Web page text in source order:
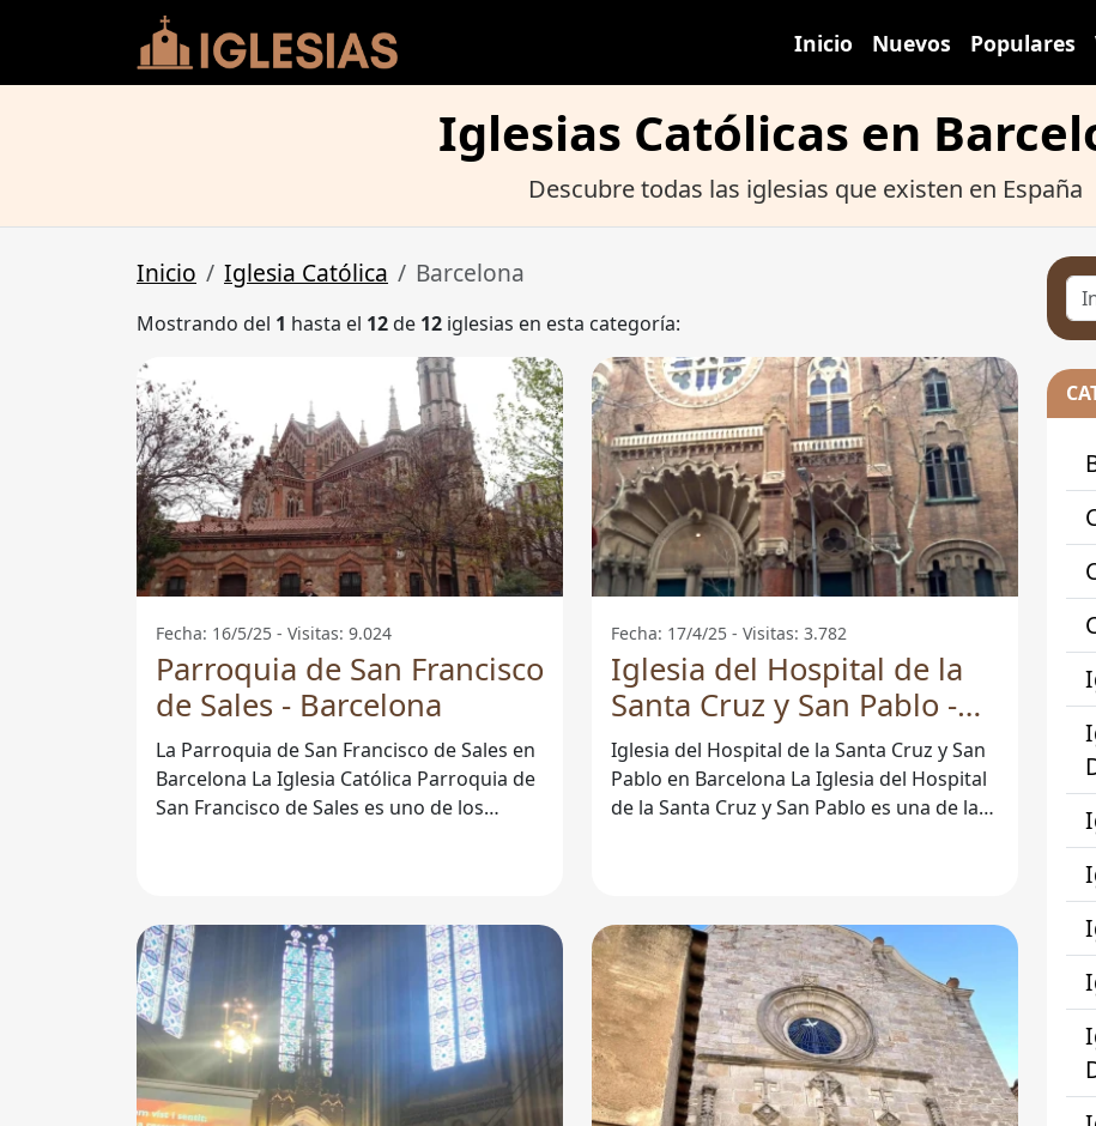
Inicio Nuevos Populares
Iglesias Católicas en
Descubre todas las iglesias que existen en España
Inicio Iglesia Católica Barcelona
Mostrando del 1 hasta el 12de 12 iglesias en esta categoría:
Fecha: 16/5/25 - Visitas: 9.024
Parroquia de San Francisco
de Sales - Barcelona
La Parroquia de San Francisco de Sales en
Barcelona La Iglesia Católica Parroquia de
San Francisco de Sales es uno de los
Fecha: 17/4/25 - Visitas: 3.782
Iglesia del Hospital de la
Santa Cruz y San Pablo -
Barcelona
Iglesia del Hospital de la Santa Cruz y San
Pablo en Barcelona La Iglesia del Hospital
de la Santa Cruz y San Pablo es una de las